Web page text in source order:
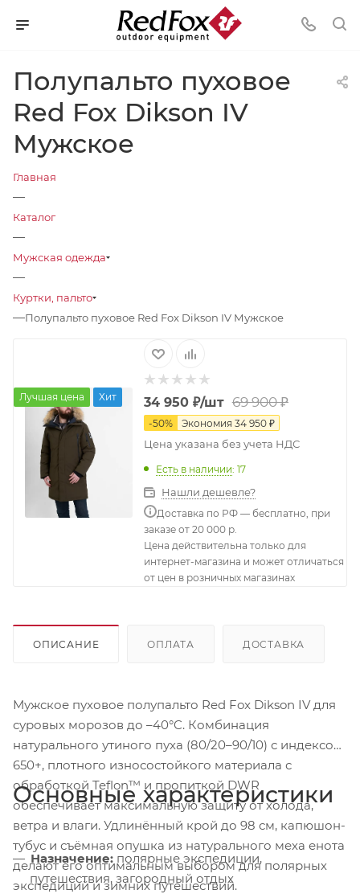
Полупальто пуховое
Red Fox Dikson IV
Мужское
Главная
—
Каталог
—
Мужская одежда
—
Куртки, пальто
—Полупальто пуховое Red Fox Dikson IV Мужское
Лучшая цена Хит 34 950₽/шт 69 900₽
-50% Экономия 34 950₽
Цена указана без учета НДС
Есть в наличии: 17
Нашли дешевле?
Доставка по РФ — бесплатно, при
заказе от 20 000 р.
Цена действительна только для
интернет-магазина и может отличаться
от цен в розничных магазинах
ОПИСАНИЕ ОПЛАТА ДОСТАВКА
Мужское пуховое полупальто Red Fox Dikson IV для
суровых морозов до –40°C. Комбинация
натурального утиного пуха (80/20–90/10) с индексом
650+, плотного износостойкого материала с
обработкой Teflon™ и пропиткой DWR
обеспечивает максимальную защиту от холода,
ветра и влаги. Удлинённый крой до 98 см, капюшон-
тубус и съёмная опушка из натурального меха енота
делают его оптимальным выбором для полярных
экспедиций и зимних путешествий.
Основные характеристики
Назначение: полярные экспедиции,
путешествия, загородный отдых